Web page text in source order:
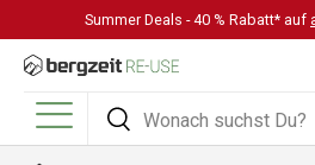
DIREKT ZUM INHALT
Summer Deals - 40 % Rabatt* auf
Suchen
Suchen
Menü